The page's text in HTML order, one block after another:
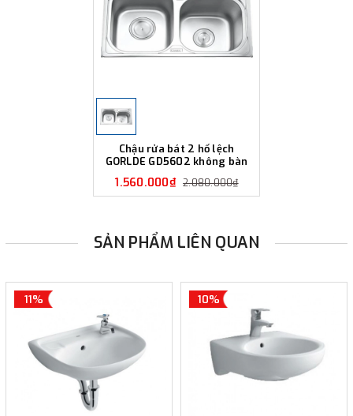
Chậu rửa bát 2 hố lệch
GORLDE GD5602 không bàn
1.560.000₫ 2.080.000₫
SẢN PHẨM LIÊN QUAN
11% 10%